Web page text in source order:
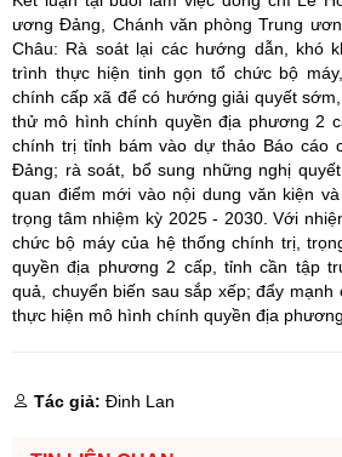
ương Đảng, Chánh văn phòng Trung
Châu: Rà soát lại các hướng dẫn, khó
trình thực hiện tinh gọn tổ chức bộ
chính cấp xã để có hướng giải quyết
thử mô hình chính quyền địa phương 2
chính trị tỉnh bám vào dự thảo Báo cáo
Đảng; rà soát, bổ sung những nghị
quan điểm mới vào nội dung văn kiện
trọng tâm nhiệm kỳ 2025 - 2030. Với
chức bộ máy của hệ thống chính trị,
quyền địa phương 2 cấp, tỉnh cần tập
quả, chuyển biến sau sắp xếp; đẩy mạnh
thực hiện mô hình chính quyền địa phương
Tác giả: Đinh Lan